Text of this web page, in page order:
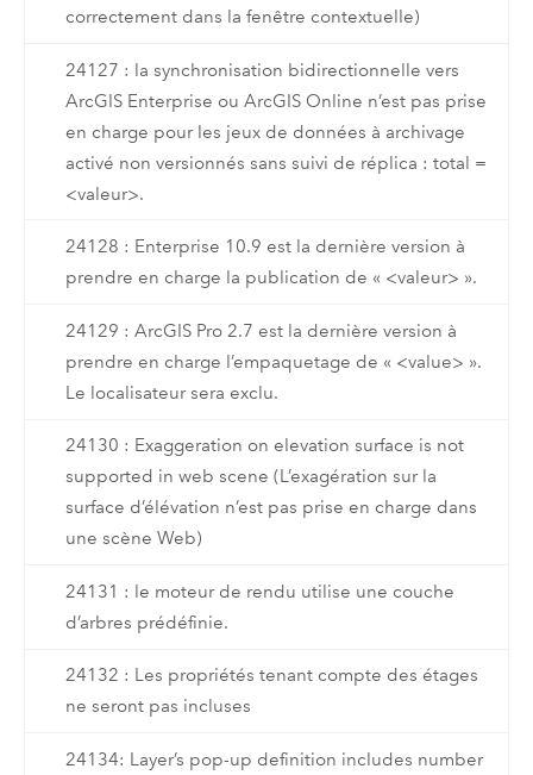
correctement dans la fenêtre contextuelle)
24127 : la synchronisation bidirectionnelle vers
ArcGIS Enterprise ou ArcGIS Online n’est pas prise
en charge pour les jeux de données à archivage
activé non versionnés sans suivi de réplica : total =
<valeur>.
24128 : Enterprise 10.9 est la dernière version à
prendre en charge la publication de « <valeur> ».
24129 : ArcGIS Pro 2.7 est la dernière version à
prendre en charge l’empaquetage de « <value> ».
Le localisateur sera exclu.
24130 : Exaggeration on elevation surface is not
supported in web scene (L’exagération sur la
surface d’élévation n’est pas prise en charge dans
une scène Web)
24131 : le moteur de rendu utilise une couche
d’arbres prédéfinie.
24132 : Les propriétés tenant compte des étages
ne seront pas incluses
24134: Layer’s pop-up definition includes number